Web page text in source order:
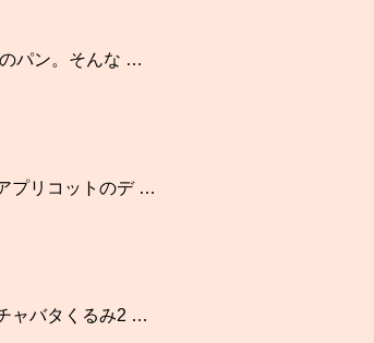
パン。そんな …
プリコットのデ …
ャバタくるみ2 …